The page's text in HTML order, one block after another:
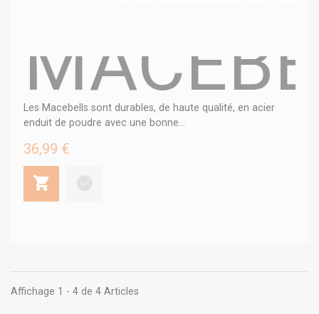
Les Macebells sont durables, de haute qualité, en acier
enduit de poudre avec une bonne...
36,99 €
Affichage 1 - 4 de 4 Articles